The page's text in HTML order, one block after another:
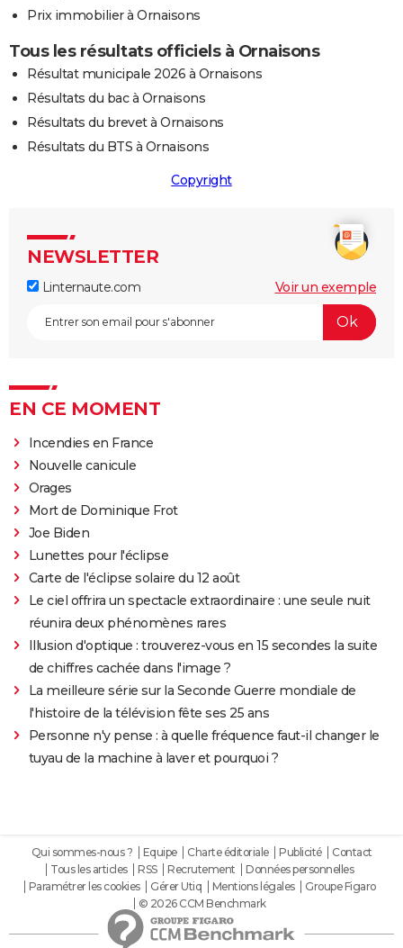
Prix immobilier à Ornaisons
Tous les résultats officiels à Ornaisons
Résultat municipale 2026 à Ornaisons
Résultats du bac à Ornaisons
Résultats du brevet à Ornaisons
Résultats du BTS à Ornaisons
Copyright
NEWSLETTER
Linternaute.com Voir un exemple
EN CE MOMENT
Incendies en France
Nouvelle canicule
Orages
Mort de Dominique Frot
Joe Biden
Lunettes pour l'éclipse
Carte de l'éclipse solaire du 12 août
Le ciel offrira un spectacle extraordinaire : une seule nuit
réunira deux phénomènes rares
Illusion d'optique : trouverez-vous en 15 secondes la suite
de chiffres cachée dans l'image ?
La meilleure série sur la Seconde Guerre mondiale de
l'histoire de la télévision fête ses 25 ans
Personne n'y pense : à quelle fréquence faut-il changer le
tuyau de la machine à laver et pourquoi ?
Qui sommes-nous ? Equipe Charte éditoriale Publicité
Contact
Tous les articles
RSS Recrutement
Données personnelles
Paramétrer les cookies
Gérer Utiq Mentions légales
Groupe Figaro
© 2026 CCM Benchmark